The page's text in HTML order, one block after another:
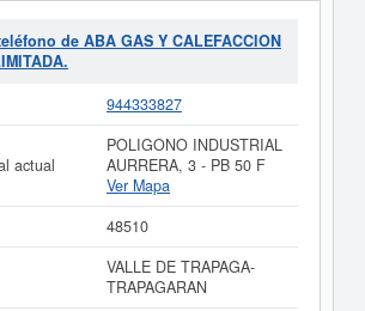
de ABA GAS Y CALEFACCION
944333827
actual
POLIGONO INDUSTRIAL
AURRERA, 3 - PB 50 F
Ver Mapa
48510
VALLE DE TRAPAGA-
TRAPAGARAN